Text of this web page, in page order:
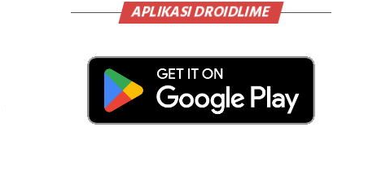
APLIKASI DROIDLIME